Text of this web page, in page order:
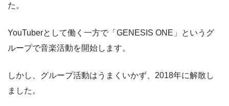
た。
YouTuberとして働く一方で「GENESIS ONE」というグ
ループで音楽活動を開始します。
しかし、グループ活動はうまくいかず、2018年に解散し
ました。